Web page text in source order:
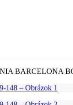
BARCELONA